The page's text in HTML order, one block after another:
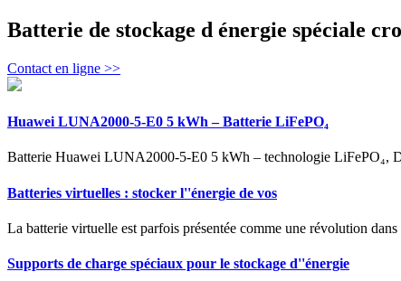
Batterie de stockage d énergie spéciale
Contact en ligne >>
Huawei LUNA2000-5-E0 5 kWh – Batterie LiFePO₄
Batterie Huawei LUNA2000-5-E0 5 kWh – technologie LiFePO₄,
Batteries virtuelles : stocker l''énergie de vos
La batterie virtuelle est parfois présentée comme une révolution
Supports de charge spéciaux pour le stockage d''énergie